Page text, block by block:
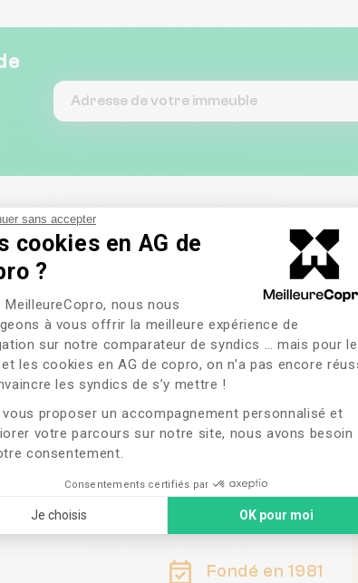
sans accepter
cookies en AG de
?
de Gestion du
MeilleureCopro, nous nous
à vous offrir la meilleure expérience de
sur notre comparateur de syndics … mais pour le
les cookies en AG de copro, on n’a pas encore
les syndics de s’y mettre !
vous proposer un accompagnement personnalisé et
votre parcours sur notre site, nous avons besoin
consentement.
Consentements certifiés par
Je choisis OK pour moi
Axeptio consent
Grégoire
Fondé en 1981